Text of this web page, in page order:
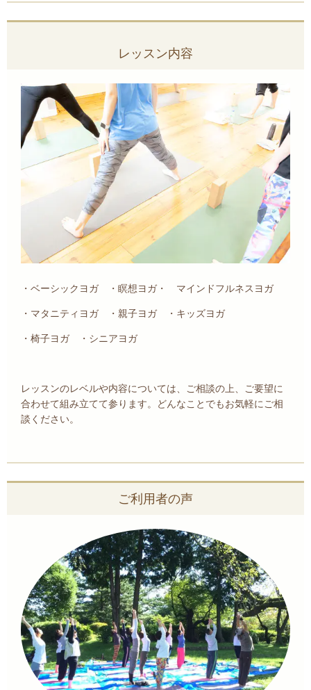
レッスン内容
・ベーシックヨガ ・瞑想ヨガ・ マインドフルネスヨガ
・マタニティヨガ ・親子ヨガ ・キッズヨガ
・椅子ヨガ ・シニアヨガ
レッスンのレベルや内容については、ご相談の上、ご要望に
合わせて組み立てて参ります。どんなことでもお気軽にご相
談ください。
ご利用者の声